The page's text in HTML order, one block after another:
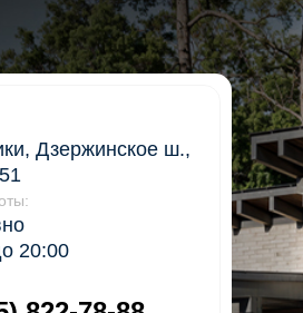
Дзержинское ш.,
20:00